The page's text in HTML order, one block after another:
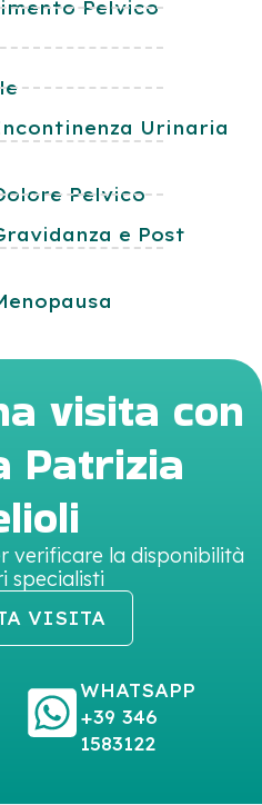
Pelvico
Urinaria
Pelvico
e Post
visita con
Patrizia
verificare la disponibilità
specialisti
VISITA
WHATSAPP
+39 346
1583122